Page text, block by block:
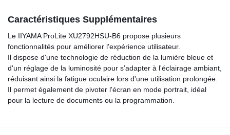
Caractéristiques Supplémentaires
Le IIYAMA ProLite XU2792HSU-B6 propose plusieurs
fonctionnalités pour améliorer l'expérience utilisateur.
Il dispose d'une technologie de réduction de la lumière bleue et
d'un réglage de la luminosité pour s’adapter à l'éclairage ambiant,
réduisant ainsi la fatigue oculaire lors d'une utilisation prolongée.
Il permet également de pivoter l'écran en mode portrait, idéal
pour la lecture de documents ou la programmation.